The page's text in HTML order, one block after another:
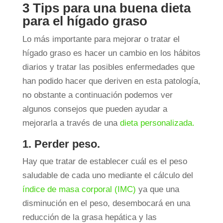
3 Tips para una buena dieta
para el hígado graso
Lo más importante para mejorar o tratar el
hígado graso es hacer un cambio en los hábitos
diarios y tratar las posibles enfermedades que
han podido hacer que deriven en esta patología,
no obstante a continuación podemos ver
algunos consejos que pueden ayudar a
mejorarla a través de una dieta personalizada.
1. Perder peso.
Hay que tratar de establecer cuál es el peso
saludable de cada uno mediante el cálculo del
índice de masa corporal (IMC) ya que una
disminución en el peso, desembocará en una
reducción de la grasa hepática y las